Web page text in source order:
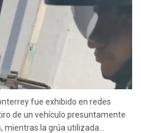
fue exhibido en redes
de un vehículo presuntamente
la grúa utilizada...